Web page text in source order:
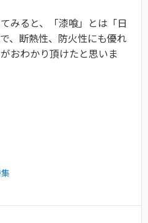
みると、「漆喰」とは「日
、断熱性、防火性にも優れ
おわかり頂けたと思いま